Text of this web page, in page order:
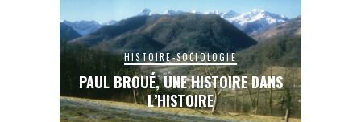
HISTOIRE-SOCIOLOGIE
PAUL BROUÉ, UNE HISTOIRE DANS
L’HISTOIRE